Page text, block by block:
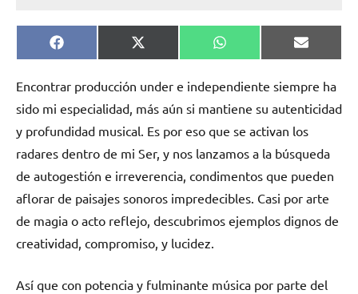
Compartir
en
Facebook
Compartir
en
X
(Twitter)
Compartir
en
WhatsApp
en
Email
Encontrar producción under e independiente siempre ha
sido mi especialidad, más aún si mantiene su autenticidad
y profundidad musical. Es por eso que se activan los
radares dentro de mi Ser, y nos lanzamos a la búsqueda
de autogestión e irreverencia, condimentos que pueden
aflorar de paisajes sonoros impredecibles. Casi por arte
de magia o acto reflejo, descubrimos ejemplos dignos de
creatividad, compromiso, y lucidez.
Así que con potencia y fulminante música por parte del